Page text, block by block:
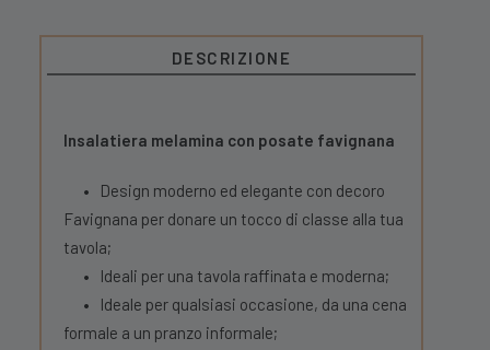
DESCRIZIONE
Insalatiera melamina con posate favignana
•
Design moderno ed elegante con decoro
Favignana per donare un tocco di classe alla tua
tavola;
•
Ideali per una tavola raffinata e moderna;
•
Ideale per qualsiasi occasione, da una cena
formale a un pranzo informale;